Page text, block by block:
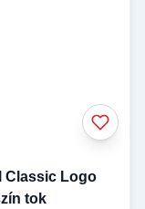
Classic Logo
tok